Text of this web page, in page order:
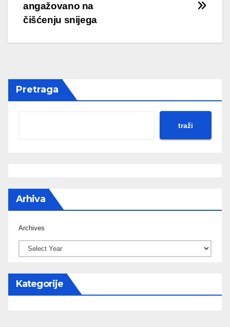
angažovano na
čišćenju snijega
Pretraga
traži
Arhiva
Archives
Kategorije